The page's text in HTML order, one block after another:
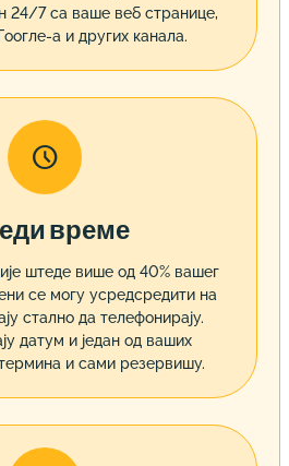
24/7 са ваше веб странице,
а и других канала.

време
штеде више од 40% вашег
се могу усредсредити на
стално да телефонирају.
датум и један од ваших
и сами резервишу.